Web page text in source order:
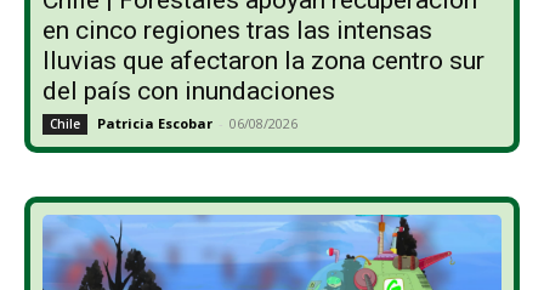
en cinco regiones tras las intensas
lluvias que afectaron la zona centro sur
del país con inundaciones
Chile Patricia Escobar - 06/08/2026